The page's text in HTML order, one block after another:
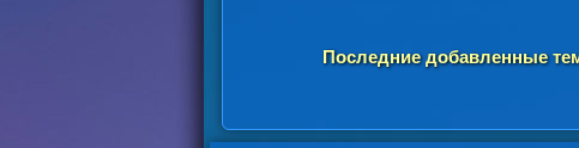
Последние добавленные